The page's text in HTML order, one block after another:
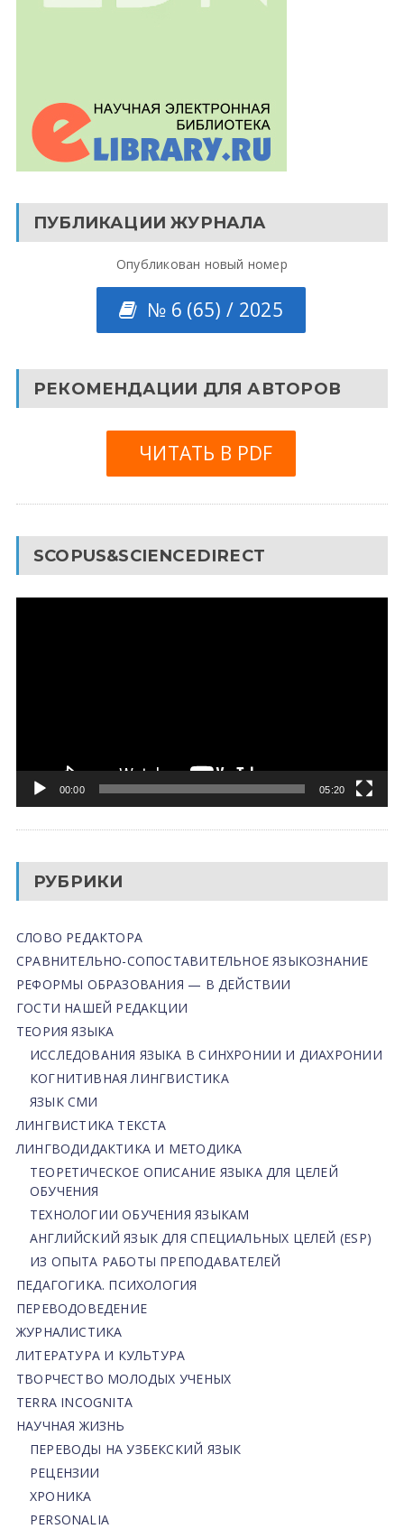
ПУБЛИКАЦИИ ЖУРНАЛА
Опубликован новый номер
№ 6 (65) / 2025
РЕКОМЕНДАЦИИ ДЛЯ АВТОРОВ
ЧИТАТЬ В PDF
SCOPUS&SCIENCEDIRECT
00:00 05:20
РУБРИКИ
СЛОВО РЕДАКТОРА
СРАВНИТЕЛЬНО-СОПОСТАВИТЕЛЬНОЕ ЯЗЫКОЗНАНИЕ
РЕФОРМЫ ОБРАЗОВАНИЯ — В ДЕЙСТВИИ
ГОСТИ НАШЕЙ РЕДАКЦИИ
ТЕОРИЯ ЯЗЫКА
ИССЛЕДОВАНИЯ ЯЗЫКА В СИНХРОНИИ И ДИАХРОНИИ
КОГНИТИВНАЯ ЛИНГВИСТИКА
ЯЗЫК СМИ
ЛИНГВИСТИКА ТЕКСТА
ЛИНГВОДИДАКТИКА И МЕТОДИКА
ТЕОРЕТИЧЕСКОЕ ОПИСАНИЕ ЯЗЫКА ДЛЯ ЦЕЛЕЙ
ОБУЧЕНИЯ
ТЕХНОЛОГИИ ОБУЧЕНИЯ ЯЗЫКАМ
АНГЛИЙСКИЙ ЯЗЫК ДЛЯ СПЕЦИАЛЬНЫХ ЦЕЛЕЙ (ESP)
ИЗ ОПЫТА РАБОТЫ ПРЕПОДАВАТЕЛЕЙ
ПЕДАГОГИКА. ПСИХОЛОГИЯ
ПЕРЕВОДОВЕДЕНИЕ
ЖУРНАЛИСТИКА
ЛИТЕРАТУРА И КУЛЬТУРА
ТВОРЧЕСТВО МОЛОДЫХ УЧЕНЫХ
TERRA INCOGNITA
НАУЧНАЯ ЖИЗНЬ
ПЕРЕВОДЫ НА УЗБЕКСКИЙ ЯЗЫК
РЕЦЕНЗИИ
ХРОНИКА
PERSONALIA